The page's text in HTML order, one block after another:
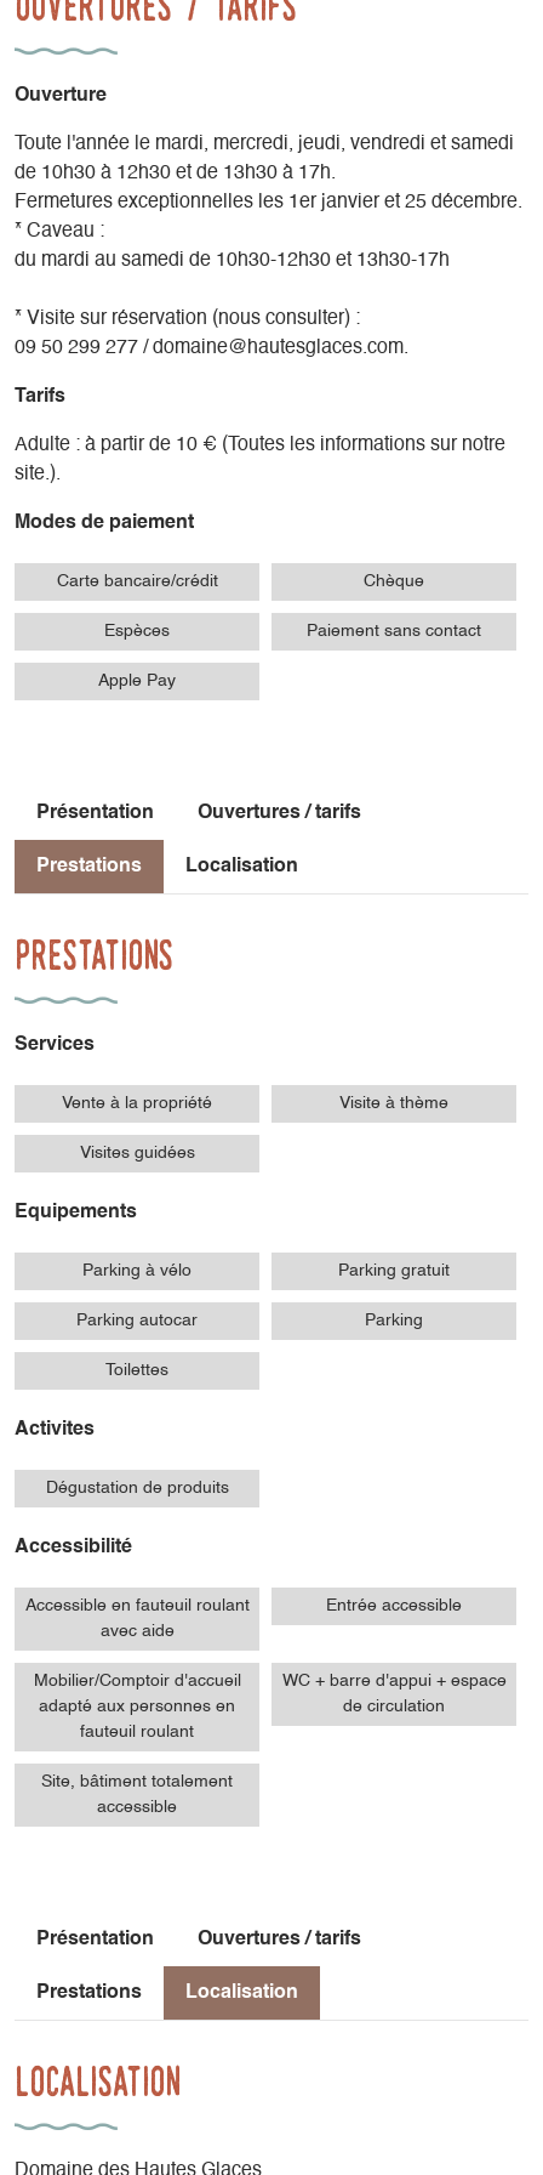
et aux secrets de fabrication de nos whisky d'exception.
Ouverture
Toute l'année le mardi, mercredi, jeudi, vendredi et samedi
de 10h30 à 12h30 et de 13h30 à 17h.
Fermetures exceptionnelles les 1er janvier et 25 décembre.
* Caveau :
du mardi au samedi de 10h30-12h30 et 13h30-17h
* Visite sur réservation (nous consulter) :
09 50 299 277 / domaine@hautesglaces.com.
Tarifs
Adulte : à partir de 10 € (Toutes les informations sur notre
site.).
Modes de paiement
Carte bancaire/crédit Chèque
Espèces Paiement sans contact
Apple Pay
Présentation Ouvertures / tarifs
Prestations Localisation
Prestations
Services
Vente à la propriété Visite à thème
Visites guidées
Equipements
Parking à vélo Parking gratuit
Parking autocar Parking
Toilettes
Activites
Dégustation de produits
Accessibilité
Accessible en fauteuil roulant
avec aide
Entrée accessible
Mobilier/Comptoir d'accueil
adapté aux personnes en
fauteuil roulant
WC + barre d'appui + espace
de circulation
Site, bâtiment totalement
accessible
Présentation Ouvertures / tarifs
Prestations Localisation
Localisation